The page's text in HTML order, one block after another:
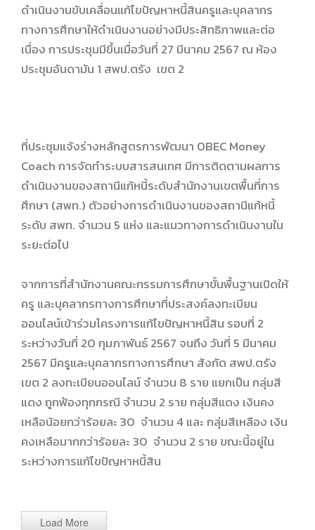
ดำเนินงานขับเคลื่อนแก้ไขปัญหาหนี้สินครูและบุคลากร
ทางการศึกษาให้ดำเนินงานอย่างมีประสิทธิภาพและต่อ
เนื่อง การประชุมมีขึ้นเมื่อวันที่ 27 มีนาคม 2567 ณ ห้อง
ประชุมอันดามัน 1 สพป.ตรัง เขต 2
ที่ประชุมแจ้งร่างหลักสูตรการพัฒนา OBEC Money
Coach การจัดทำระบบสารสนเทศ มีการติดตามผลการ
ดำเนินงานของสถานีแก้หนี้ระดับสำนักงานเขตพื้นที่การ
ศึกษา (สพท.) ตัวอย่างการดำเนินงานของสถานีแก้หนี้
ระดับ สพท. จำนวน 5 แห่ง และแนวทางการดำเนินงานใน
ระยะต่อไป
จากการที่สำนักงานคณะกรรมการศึกษาขั้นพื้นฐานเปิดให้
ครู และบุคลากรทางการศึกษาที่ประสงค์ลงทะเบียน
ออนไลน์เข้าร่วมโครงการแก้ไขปัญหาหนี้สิน รอบที่ 2
ระหว่างวันที่ 20 กุมภาพันธ์ 2567 จนถึง วันที่ 5 มีนาคม
2567 มีครูและบุคลากรทางการศึกษา สังกัด สพป.ตรัง
เขต 2 ลงทะเบียนออนไลน์ จำนวน 8 ราย แยกเป็น กลุ่มสี
แดง ถูกฟ้องทุกกรณี จำนวน 2 ราย กลุ่มสีแดง เงินคง
เหลือน้อยกว่าร้อยละ 30 จำนวน 4 และ กลุ่มสีเหลือง เงิน
คงเหลือมากกว่าร้อยละ 30 จำนวน 2 ราย ขณะนี้อยู่ใน
ระหว่างการแก้ไขปัญหาหนี้สิน
Load More